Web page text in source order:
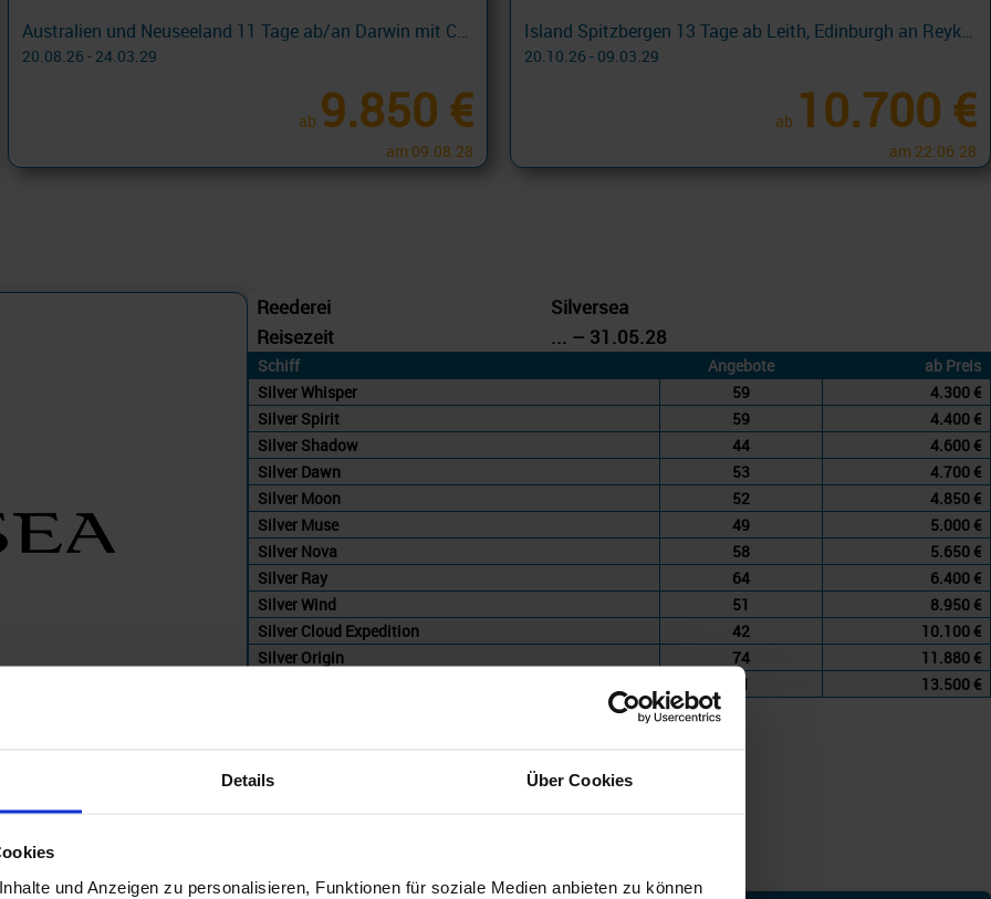
Details Über Cookies
und Anzeigen zu personalisieren, Funktionen für soziale Medien anbieten zu können
Australien und Neuseeland 11 Tage ab/an Darwin mit Cashback
20.08.26 - 24.03.29
ab 9.850 €
am 09.08.28
Island Spitzbergen 13 Tage ab Leith, Edinburgh an Reykjavik mit Cashback
20.10.26 - 09.03.29
ab 10.700 €
am 22.06.28
Reederei
Silversea
Reisezeit
... – 31.05.28
Schiff Angebote
ab Preis
Silver Whisper
59
4.300 €
Silver Spirit
59
4.400 €
Silver Shadow
44
4.600 €
Silver Dawn
53
4.700 €
Silver Moon
52
4.850 €
Silver Muse
49
5.000 €
Silver Nova
58
5.650 €
Silver Ray
64
6.400 €
Silver Wind
51
8.950 €
Silver Cloud Expedition
42
10.100 €
Silver Origin
74
11.880 €
51 13.500 €